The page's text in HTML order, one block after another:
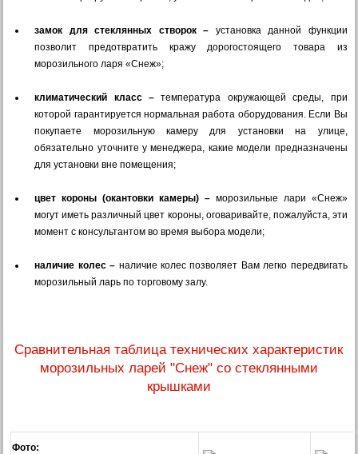
замок для стеклянных створок – установка данной функции
позволит предотвратить кражу дорогостоящего товара из
морозильного ларя «Снеж»;
климатический класс –температура окружающей среды, при
которой гарантируется нормальная работа оборудования. Если Вы
покупаете морозильную камеру для установки на улице,
обязательно уточните у менеджера, какие модели предназначены
для установки вне помещения;
цвет короны (окантовки камеры) – морозильные лари «Снеж»
могут иметь различный цвет короны, оговаривайте, пожалуйста, эти
момент с консультантом во время выбора модели;
наличие колес – наличие колес позволяет Вам легко передвигать
морозильный ларь по торговому залу.
Сравнительная таблица технических характеристик
морозильных ларей "Снеж" со стеклянными
крышками
Фото: